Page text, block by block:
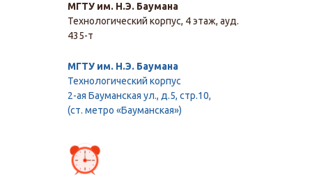
МГТУ им. Н.Э. Баумана
Технологический корпус, 4 этаж, ауд.
435-т
МГТУ им. Н.Э. Баумана
Технологический корпус
2-ая Бауманская ул., д.5, стр.10,
(ст. метро «Бауманская»)